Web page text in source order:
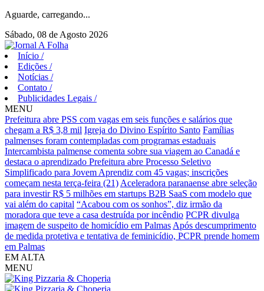
Aguarde, carregando...
Sábado, 08 de Agosto 2026
Início /
Edições /
Notícias /
Contato /
Publicidades Legais /
MENU
Prefeitura abre PSS com vagas em seis funções e salários que
chegam a R$ 3,8 mil Igreja do Divino Espírito Santo Famílias
palmenses foram contempladas com programas estaduais
Intercambista palmense comenta sobre sua viagem ao Canadá e
destaca o aprendizado Prefeitura abre Processo Seletivo
Simplificado para Jovem Aprendiz com 45 vagas; inscrições
começam nesta terça-feira (21) Aceleradora paranaense abre seleção
para investir R$ 5 milhões em startups B2B SaaS com modelo que
vai além do capital “Acabou com os sonhos”, diz irmão da
moradora que teve a casa destruída por incêndio PCPR divulga
imagem de suspeito de homicídio em Palmas Após descumprimento
de medida protetiva e tentativa de feminicídio, PCPR prende homem
em Palmas
EM ALTA
MENU